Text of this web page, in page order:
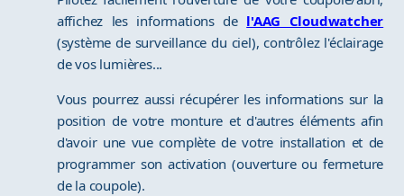
affichez les informations de l'AAG Cloudwatcher
(système de surveillance du ciel), contrôlez l'éclairage
de vos lumières...
Vous pourrez aussi récupérer les informations sur la
position de votre monture et d'autres éléments afin
d'avoir une vue complète de votre installation et de
programmer son activation (ouverture ou fermeture
de la coupole).